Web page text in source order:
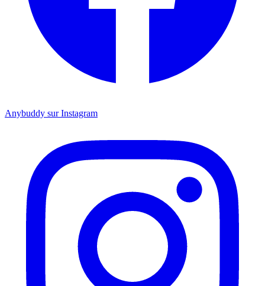
Anybuddy sur Instagram